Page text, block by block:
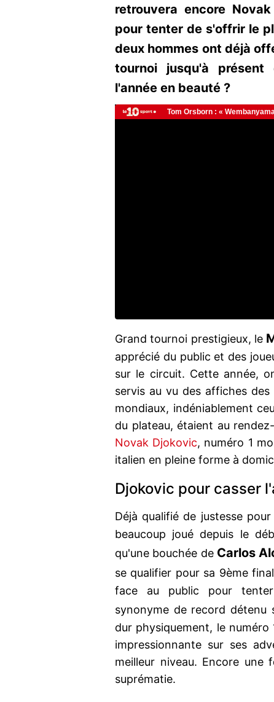
retrouvera encore
pour tenter de s'offrir le
deux hommes ont déjà
tournoi jusqu'à
l'année en beauté ?
Grand tournoi prestigieux, le
apprécié du public et des
sur le circuit. Cette année,
servis au vu des affiches
mondiaux, indéniablement
du plateau, étaient au
Novak Djokovic, numéro 1
italien en pleine forme à
Djokovic pour casser
Déjà qualifié de justesse
beaucoup joué depuis le
qu'une bouchée de Carlos
se qualifier pour sa 9ème
face au public pour
synonyme de record détenu
dur physiquement, le
impressionnante sur ses
meilleur niveau. Encore
suprématie.